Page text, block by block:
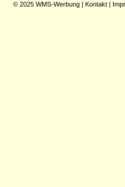
© 2025 WMS-Werbung | Kontakt |